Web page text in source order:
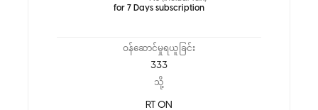
for 7 Days subscription
ဝန်ဆောင်မှုရယူခြင်း
333
သို့
RT ON